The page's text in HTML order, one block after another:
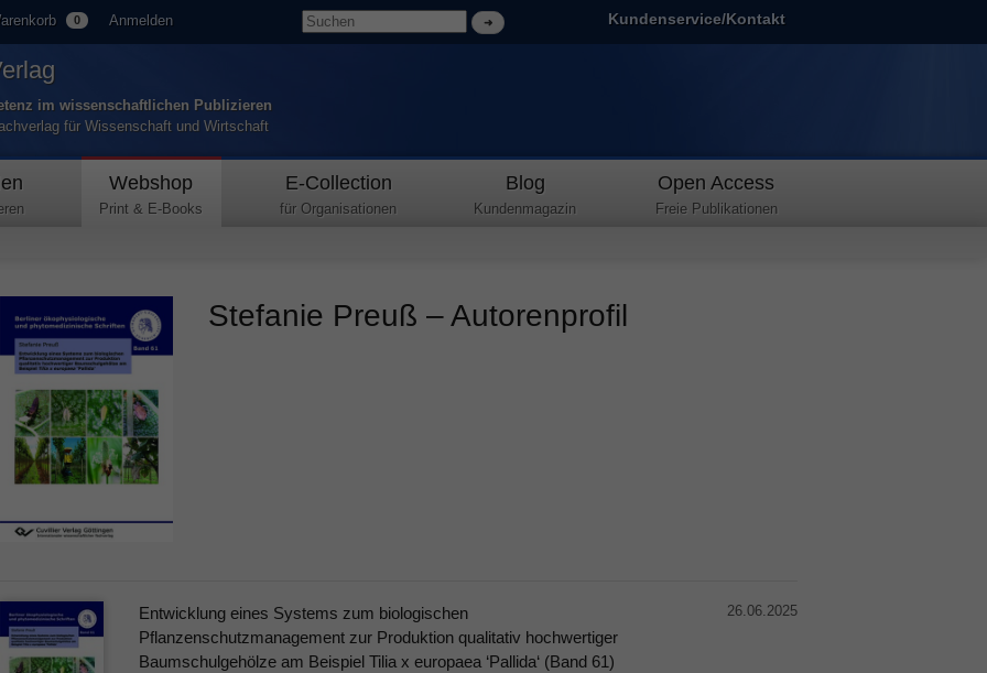
0 Anmelden Kundenservice/Kontakt
im wissenschaftlichen Publizieren
für Wissenschaft und Wirtschaft
Webshop
Print & E-Books
E-Collection
für Organisationen
Blog
Kundenmagazin
Open Access
Freie Publikationen
Stefanie Preuß – Autorenprofil
Entwicklung eines Systems zum biologischen
Pflanzenschutzmanagement zur Produktion qualitativ hochwertiger
Baumschulgehölze am Beispiel Tilia x europaea ‘Pallida‘ (Band 61)
26.06.2025